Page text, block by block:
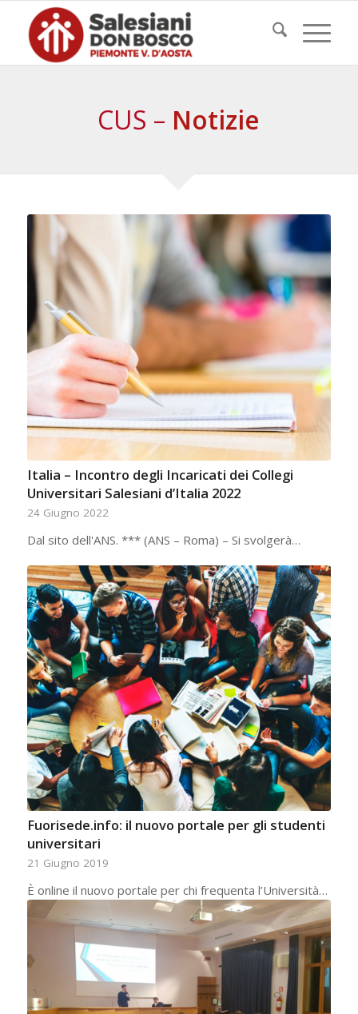
CUS – Notizie
Italia – Incontro degli Incaricati dei Collegi
Universitari Salesiani d’Italia 2022
24 Giugno 2022
Dal sito dell'ANS. *** (ANS – Roma) – Si svolgerà…
Fuorisede.info: il nuovo portale per gli studenti
universitari
21 Giugno 2019
È online il nuovo portale per chi frequenta l’Università…